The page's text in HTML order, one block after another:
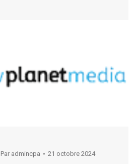
Par admincpa 21 octobre 2024